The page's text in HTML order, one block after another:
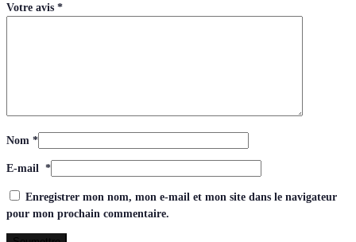
Votre avis *
Nom *
E-mail *
Enregistrer mon nom, mon e-mail et mon site dans le navigateur
pour mon prochain commentaire.